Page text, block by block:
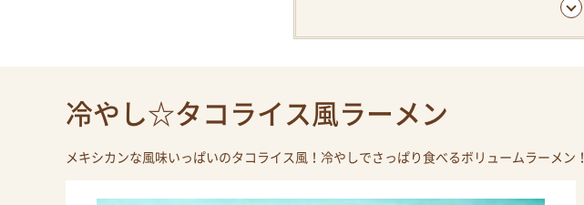
冷やし☆タコライス風ラーメン
メキシカンな風味いっぱいのタコライス風！冷やしでさっぱり食べるボリュームラーメン！